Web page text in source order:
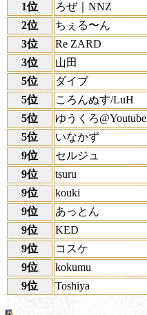
1位
ろぜ｜NNZ
2位
ちぇる〜ん
3位
Re ZARD
3位
山田
5位
ダイブ
5位
ころんぬす/LuH
5位
ゆうくろ@Youtube
5位
いなかず
9位
セルジュ
9位
tsuru
9位
kouki
9位
あっとん
9位
KED
9位
コスケ
9位
kokumu
9位
Toshiya